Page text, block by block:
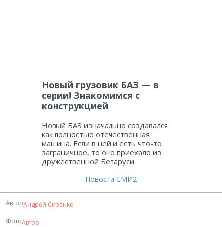
Новый грузовик БАЗ — в
серии! Знакомимся с
конструкцией
Новый БАЗ изначально создавался
как полностью отечественная
машина. Если в ней и есть что-то
заграничное, то оно приехало из
дружественной Беларуси.
Новости СМИ2
АвторАндрей Сиренко
ФотоАвтор